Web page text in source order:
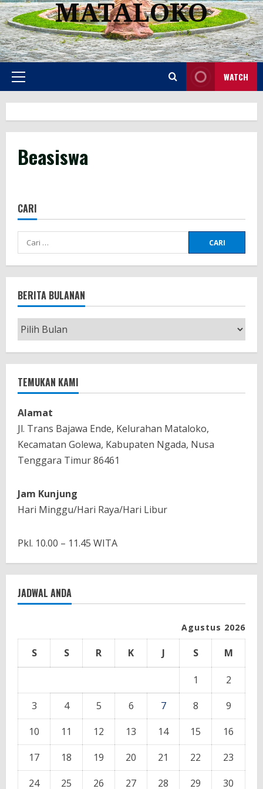
MATALOKO
Primary
WATCH
Beasiswa
CARI
Cari
untuk:
BERITA BULANAN
Berita
Bulanan
TEMUKAN KAMI
Alamat
Jl. Trans Bajawa Ende, Kelurahan Mataloko,
Kecamatan Golewa, Kabupaten Ngada, Nusa
Tenggara Timur 86461
Jam Kunjung
Hari Minggu/Hari Raya/Hari Libur
Pkl. 10.00 – 11.45 WITA
JADWAL ANDA
Agustus 2026
S S R K J S M
1
2
3
4 5 6 7 8
9
10
11 12 13 14 15
16
17
18 19 20 21 22
23
24
25 26 27 28 29 30